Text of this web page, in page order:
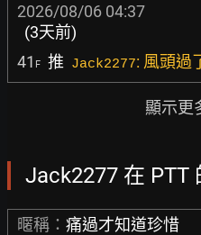
2026/08/06 04:37
(3天前)
41 F 推 Jack2277: 風頭過
顯示更
Jack2277 在 PTT
暱稱： 痛過才知道珍惜